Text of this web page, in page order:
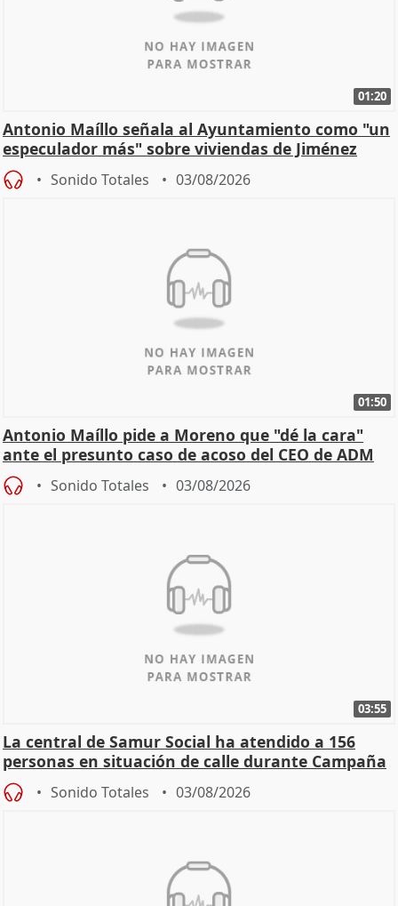
01:20
Antonio Maíllo señala al Ayuntamiento como "un
especulador más" sobre viviendas de Jiménez
Becerril
Sonido Totales 03/08/2026
01:50
Antonio Maíllo pide a Moreno que "dé la cara"
ante el presunto caso de acoso del CEO de ADM
Sonido Totales 03/08/2026
03:55
La central de Samur Social ha atendido a 156
personas en situación de calle durante Campaña
de Calor
Sonido Totales 03/08/2026